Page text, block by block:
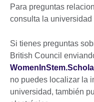
Para preguntas
consulta la universidad
Si tienes preguntas
British Council
no puedes localizar la
universidad, también